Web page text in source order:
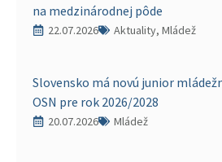
na medzinárodnej pôde
22.07.2026 Aktuality, Mládež
Slovensko má novú junior
OSN pre rok 2026/2028
20.07.2026 Mládež